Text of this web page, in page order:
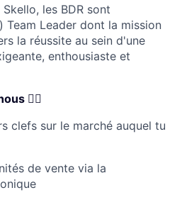
les BDR sont
Team Leader dont la mission
la réussite au sein d'une
enthousiaste et
👇🏼
clefs sur le marché auquel tu
de vente via la